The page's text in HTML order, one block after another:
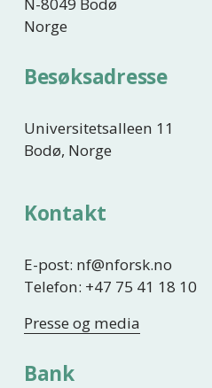
Norge
Besøksadresse
Universitetsalleen 11
Bodø, Norge
Kontakt
E-post: nf@nforsk.no
Telefon: +47 75 41 18 10
Presse og media
Bank